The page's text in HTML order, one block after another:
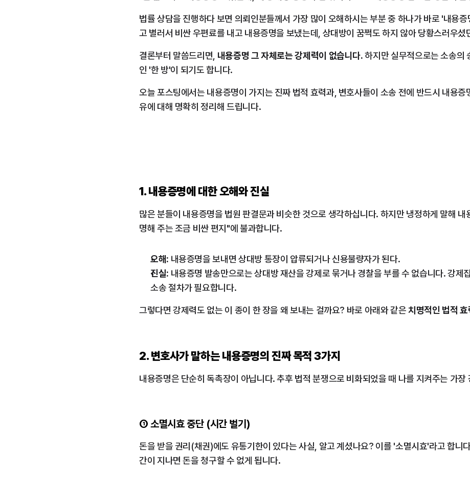
법률 상담을 진행하다 보면 의뢰인분들께서 가장 많이 오해하시는 부분 중 하나가 바로 '내용
고 별러서 비싼 우편료를 내고 내용증명을 보냈는데, 상대방이 꿈쩍도 하지 않아 당황스러우셨
결론부터 말씀드리면, 내용증명 그 자체로는 강제력이 없습니다. 하지만 실무적으로는 소송의
인 '한 방'이 되기도 합니다.
오늘 포스팅에서는 내용증명이 가지는 진짜 법적 효력과, 변호사들이 소송 전에 반드시 내용증
유에 대해 명확히 정리해 드립니다.
1. 내용증명에 대한 오해와 진실
많은 분들이 내용증명을 법원 판결문과 비슷한 것으로 생각하십니다. 하지만 냉정하게 말해 내
명해 주는 조금 비싼 편지"에 불과합니다.
오해: 내용증명을 보내면 상대방 통장이 압류되거나 신용불량자가 된다.
진실: 내용증명 발송만으로는 상대방 재산을 강제로 묶거나 경찰을 부를 수 없습니다. 강제
소송 절차가 필요합니다.
그렇다면 강제력도 없는 이 종이 한 장을 왜 보내는 걸까요? 바로 아래와 같은 치명적인 법적 효
2. 변호사가 말하는 내용증명의 진짜 목적 3가지
내용증명은 단순히 독촉장이 아닙니다. 추후 법적 분쟁으로 비화되었을 때 나를 지켜주는 가장
① 소멸시효 중단 (시간 벌기)
돈을 받을 권리(채권)에도 유통기한이 있다는 사실, 알고 계셨나요? 이를 '소멸시효'라고 합니
간이 지나면 돈을 청구할 수 없게 됩니다.